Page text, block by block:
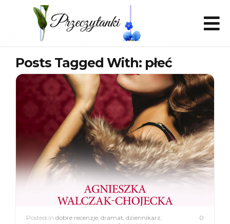
Posts Tagged With: płeć
0
Posted in dobre recenzje, dramat, dziennikarz,